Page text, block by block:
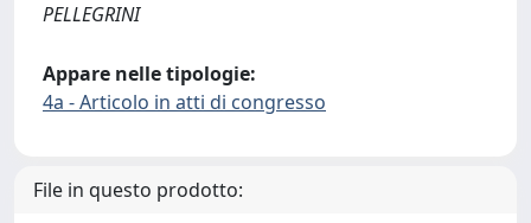
PELLEGRINI
Appare nelle tipologie:
4a - Articolo in atti di congresso
File in questo prodotto: